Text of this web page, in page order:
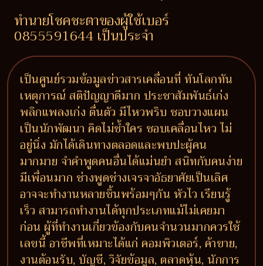
ทำนายโชคชะตาของผู้ใช้เบอร์
0855591644 เป็นประจำ
เป็นศูนย์รวมข้อมูลข่าวสารเคลื่อนที่ ทันโลกทัน
เหตุการณ์ สติปัญญาดีมาก ประชาสัมพันธ์เก่ง
พลิกแพลงเก่ง ตื่นตัว มีไหวพริบ ชอบวางแผน
เป็นนักพัฒนา คิดไม่ซ้ำใคร ชอบเคลื่อนไหว ไม่
อยู่นิ่ง มักได้เดินทางตลอดและพบปะผู้คน
มากมาย จำคำพูดคนอื่นได้แม่นยำ สนิทกับคนง่าย
มีเพื่อนมาก ช่างพูดช่างเจรจาอัธยาศัยเป็นเลิศ
อาจจะทำงานหลายชิ้นพร้อมๆกัน หัวไว เรียนรู้
เร็ว สามารถทำงานได้ทุกประเภทแม้ไม่เคยมา
ก่อน ผู้ที่ทำงานเกี่ยวข้องกับคนจำนวนมากควรใช้
เลขนี้ อาชีพที่เหมาะได้แก่ คอมพิวเตอร์, ค้าขาย,
งานต้อนรับ, บัญชี, วิจัยข้อมูล, ตลาดหุ้น, นักการ